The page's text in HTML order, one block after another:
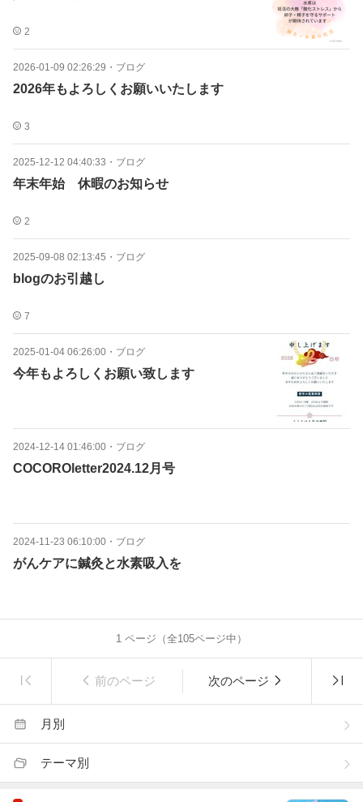
2
2026-01-09 02:26:29 ・ ブログ
2026年もよろしくお願いいたします
3
2025-12-12 04:40:33 ・ ブログ
年末年始 休暇のお知らせ
2
2025-09-08 02:13:45 ・ ブログ
blogのお引越し
7
2025-01-04 06:26:00 ・ ブログ
今年もよろしくお願い致します
2024-12-14 01:46:00 ・ ブログ
COCOROletter2024.12月号
2024-11-23 06:10:00 ・ ブログ
がんケアに鍼灸と水素吸入を
1 ページ（全105ページ中）
前のページ 次のページ
月別
テーマ別